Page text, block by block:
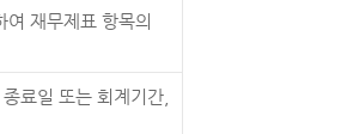
재무제표 항목의
료일 또는 회계기간,